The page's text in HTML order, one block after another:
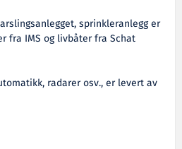
sprinkleranlegg er
fra IMS og livbåter fra Schat
radarer osv., er levert av